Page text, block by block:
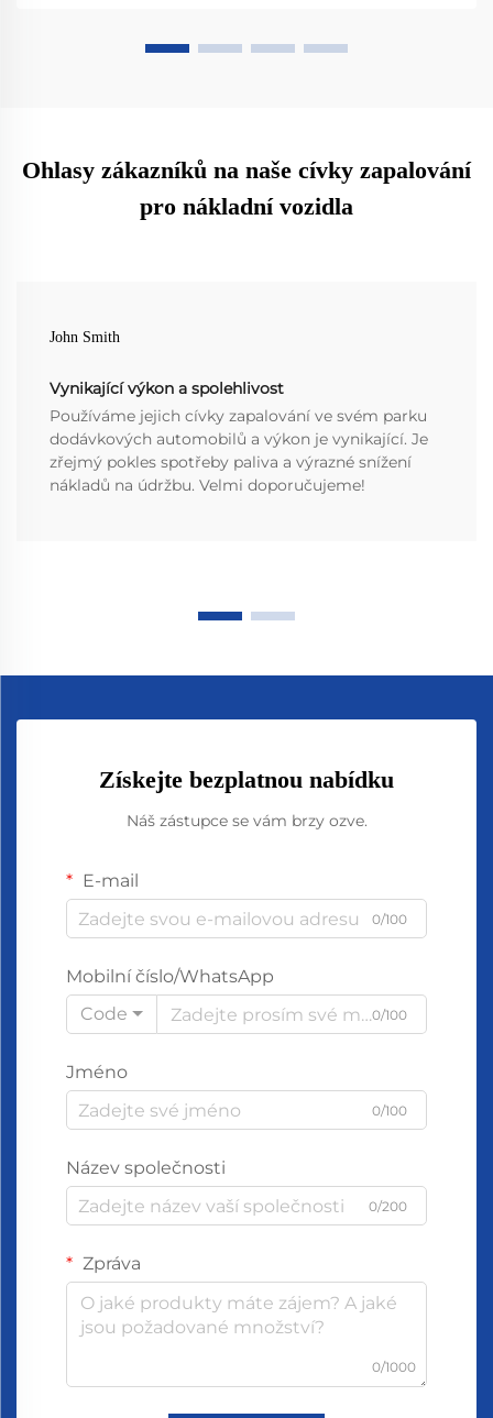
Ohlasy zákazníků na naše cívky zapalování
pro nákladní vozidla
John Smith
Vynikající výkon a spolehlivost
Používáme jejich cívky zapalování ve svém parku
dodávkových automobilů a výkon je vynikající. Je
zřejmý pokles spotřeby paliva a výrazné snížení
nákladů na údržbu. Velmi doporučujeme!
Získejte bezplatnou nabídku
Náš zástupce se vám brzy ozve.
E-mail
0/100
Mobilní číslo/WhatsApp
Code
0/100
Jméno
0/100
Název společnosti
0/200
Zpráva
0/1000